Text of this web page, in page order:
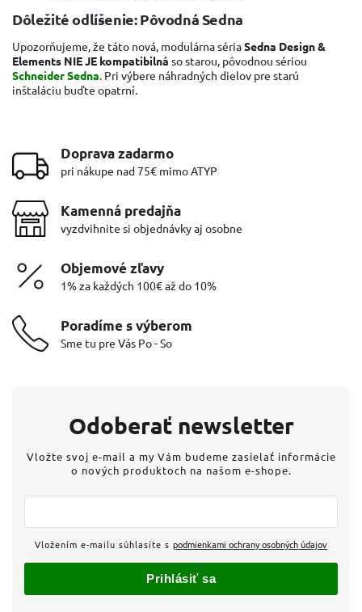
Dôležité odlíšenie: Pôvodná Sedna
Upozorňujeme, že táto nová, modulárna sériaSedna Design &
Elements NIE JE kompatibilná so starou, pôvodnou sériou
Schneider Sedna. Pri výbere náhradných dielov pre starú
inštaláciu buďte opatrní.
Doprava zadarmo
pri nákupe nad 75€ mimo ATYP
Kamenná predajňa
vyzdvihnite si objednávky aj osobne
Objemové zľavy
1% za každých 100€ až do 10%
Poradíme s výberom
Sme tu pre Vás Po - So
Odoberať newsletter
Vložte svoj e-mail a my Vám budeme zasielať informácie
o nových produktoch na našom e-shope.
Vložením e-mailu súhlasíte s podmienkami ochrany osobných údajov
Prihlásiť sa